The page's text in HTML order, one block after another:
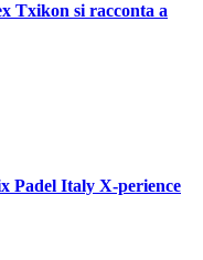
Txikon si racconta a
Padel Italy X-perience